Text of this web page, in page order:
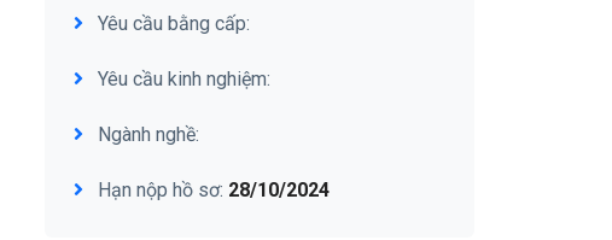
Yêu cầu bằng cấp:
Yêu cầu kinh nghiệm:
Ngành nghề:
Hạn nộp hồ sơ: 28/10/2024